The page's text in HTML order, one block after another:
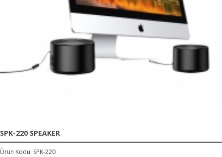
SPK-220 SPEAKER
Ürün Kodu: SPK-220